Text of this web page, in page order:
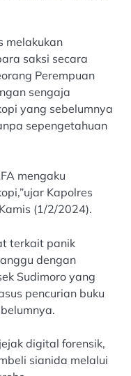
melakukan
saksi secara
Perempuan
sengaja
yang sebelumnya
sepengetahuan
mengaku
Kapolres
(1/2/2024).
terkait panik
dengan
Sudimoro yang
pencurian buku
digital forensik,
sianida melalui